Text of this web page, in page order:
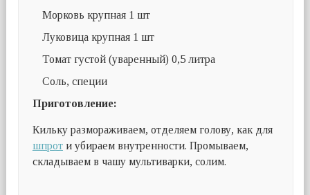
Морковь крупная 1 шт
Луковица крупная 1 шт
Томат густой (уваренный) 0,5 литра
Соль, специи
Приготовление:
Кильку размораживаем, отделяем голову, как для
шпроти убираем внутренности. Промываем,
складываем в чашу мультиварки, солим.